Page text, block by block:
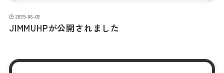
JIMMUHPが公開されました
2025-06-03